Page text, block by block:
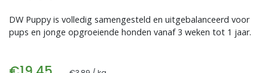
DW Puppy is volledig samengesteld en uitgebalanceerd voor
pups en jonge opgroeiende honden vanaf 3 weken tot 1 jaar.